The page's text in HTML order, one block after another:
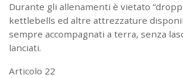
Durante gli allenamenti è vietato
kettlebells ed altre attrezzature
sempre accompagnati a terra, senza
lanciati.
Articolo 22